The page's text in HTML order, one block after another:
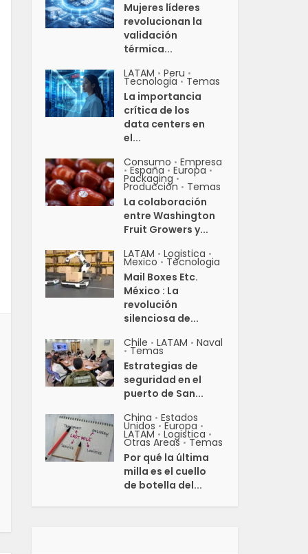
Mujeres líderes
revolucionan la
validación
térmica...
LATAM • Peru •
Tecnologia • Temas
La importancia
crítica de los
data centers en
el...
Consumo • Empresa
• España • Europa •
Packaging •
Producción • Temas
La colaboración
entre Washington
Fruit Growers y...
LATAM • Logistica •
Mexico • Tecnologia
Mail Boxes Etc.
México : La
revolución
silenciosa de...
Chile • LATAM • Naval
• Temas
Estrategias de
seguridad en el
puerto de San...
China • Estados
Unidos • Europa •
LATAM • Logistica •
Otras Areas • Temas
Por qué la última
milla es el cuello
de botella del...